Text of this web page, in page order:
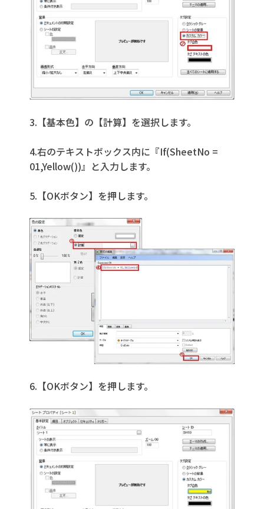
3.【基本色】の【計算】を選択します。
4.右のテキストボックス内に『If(SheetNo =
01,Yellow())』と入力します。
5.【OKボタン】を押します。
6.【OKボタン】を押します。